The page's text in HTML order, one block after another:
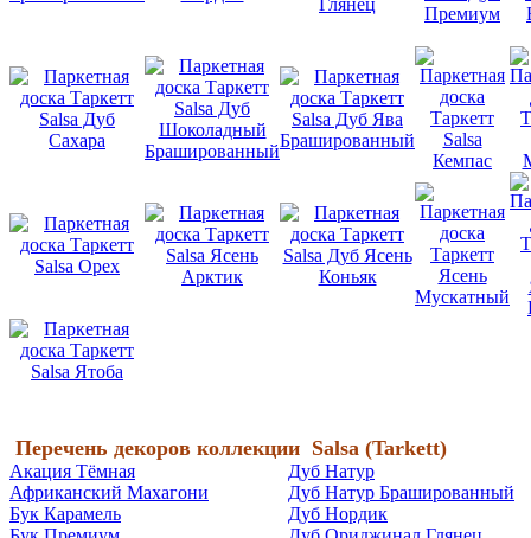
Перечень декоров коллекции Salsa (Tarkett)
Акация Тёмная
Африканский Махагони
Бук Карамель
Дуб Натур
Дуб Натур Брашированный
Дуб Нордик